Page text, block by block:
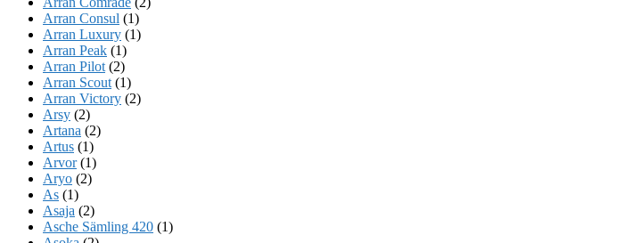
Arran Consul (1)
Arran Luxury (1)
Arran Peak (1)
Arran Pilot (2)
Arran Scout (1)
Arran Victory (2)
Arsy (2)
Artana (2)
Artus (1)
Arvor(1)
Aryo (2)
As (1)
Asaja (2)
Asche Sämling 420 (1)